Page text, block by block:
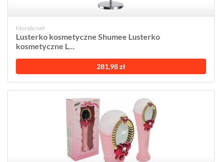
Morele.net
Lusterko kosmetyczne Shumee Lusterko
kosmetyczne L...
281,98 zł